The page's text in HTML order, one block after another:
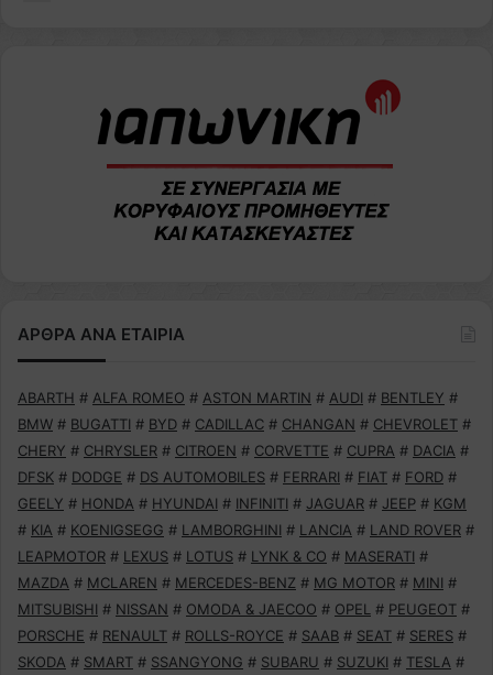
ΑΡΘΡΑ ΑΝΑ ΕΤΑΙΡΙΑ
ABARTH # ALFA ROMEO # ASTON MARTIN # AUDI # BENTLEY #
BMW # BUGATTI # BYD # CADILLAC # CHANGAN # CHEVROLET #
CHERY # CHRYSLER # CITROEN # CORVETTE # CUPRA # DACIA #
DFSK # DODGE # DS AUTOMOBILES # FERRARI # FIAT # FORD #
GEELY # HONDA # HYUNDAI # INFINITI # JAGUAR # JEEP # KGM
# KIA # KOENIGSEGG # LAMBORGHINI # LANCIA # LAND ROVER #
LEAPMOTOR # LEXUS # LOTUS # LYNK & CO # MASERATI #
MAZDA # MCLAREN # MERCEDES-BENZ # MG MOTOR # MINI #
MITSUBISHI # NISSAN # OMODA & JAECOO # OPEL # PEUGEOT #
PORSCHE # RENAULT # ROLLS-ROYCE # SAAB # SEAT # SERES #
SKODA # SMART # SSANGYONG # SUBARU # SUZUKI # TESLA #